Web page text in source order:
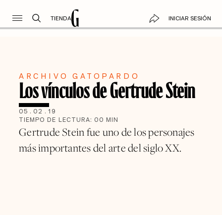
TIENDA INICIAR SESIÓN
ARCHIVO GATOPARDO
Los vínculos de Gertrude Stein
05 . 02 . 19
TIEMPO DE LECTURA: 00 MIN
Gertrude Stein fue uno de los personajes
más importantes del arte del siglo XX.